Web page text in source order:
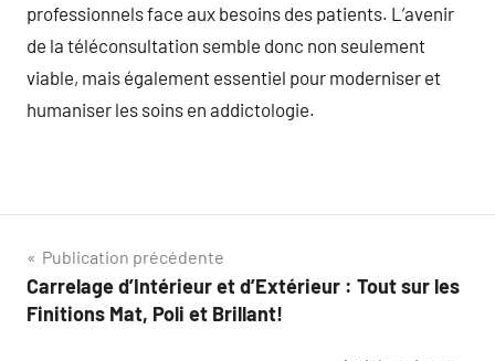
professionnels face aux besoins des patients. L’avenir
de la téléconsultation semble donc non seulement
viable, mais également essentiel pour moderniser et
humaniser les soins en addictologie.
Navigation
de
Publication précédente
Carrelage d’Intérieur et d’Extérieur : Tout sur les
Finitions Mat, Poli et Brillant!